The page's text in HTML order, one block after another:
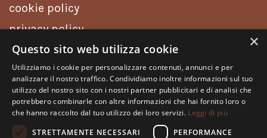
cookie policy
privacy policy
Spedizioni
Resi
Pagamenti
×
Questo sito web utilizza cookie
Utilizziamo i cookie per personalizzare contenuti, annunci e per
analizzare il nostro traffico. Condividiamo inoltre informazioni sul tuo
utilizzo del nostro sito con i nostri partner pubblicitari e di analisi che
potrebbero combinarle con altre informazioni che hai fornito loro o
che hanno raccolto dal tuo utilizzo dei loro servizi. Leggi di più
STRETTAMENTE NECESSARI
PERFORMANCE